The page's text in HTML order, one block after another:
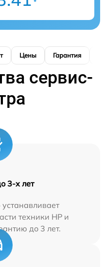
Цены Гарантия
сервис-
3-х лет
техники HP и
до 3 лет.